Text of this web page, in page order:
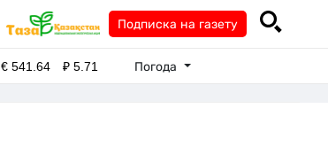
Подписка на газету
€541.64 ₽5.71 Погода